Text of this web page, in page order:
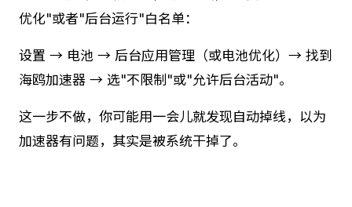
优化"或者"后台运行"白名单：
设置 → 电池 → 后台应用管理（或电池优化）→ 找到
海鸥加速器 → 选"不限制"或"允许后台活动"。
这一步不做，你可能用一会儿就发现自动掉线，以为
加速器有问题，其实是被系统干掉了。